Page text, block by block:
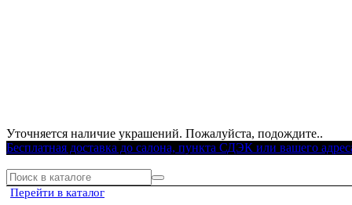
Уточняется наличие украшений. Пожалуйста, подождите..
Бесплатная доставка до салона, пункта СДЭК или вашего
Перейти в каталог